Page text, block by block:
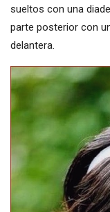
sueltos con una
parte posterior con
delantera.